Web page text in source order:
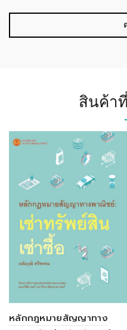
สินค้า
หลักกฎหมายสัญญาทาง